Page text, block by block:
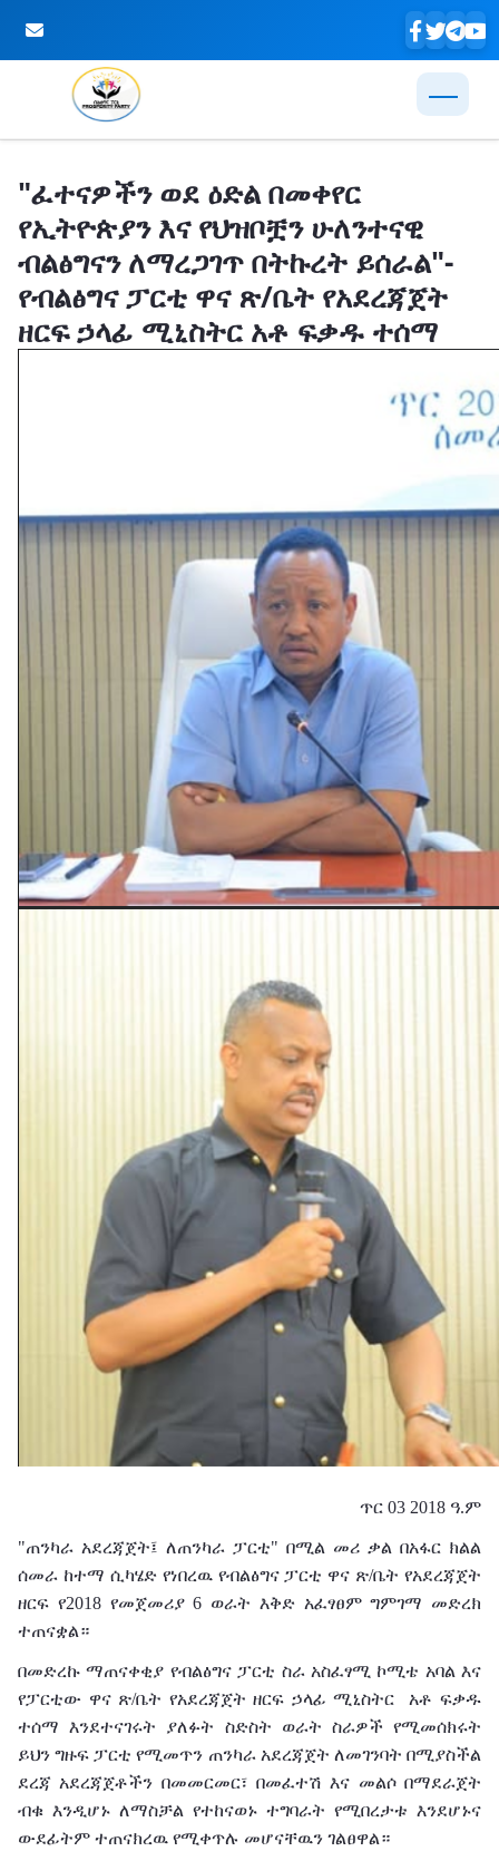
"ፈተናዎችን ወደ ዕድል በመቀየር
የኢትዮጵያን እና የህዝቦቿን ሁለንተናዊ
ብልፅግናን ለማረጋገጥ በትኩረት ይሰራል"-
የብልፅግና ፓርቲ ዋና ጽ/ቤት የአደረጃጀት
ዘርፍ ኃላፊ ሚኒስትር አቶ ፍቃዱ ተሰማ
ጥር 03 2018 ዓ.ም
"ጠንካራ አደረጃጀት፤ ለጠንካራ ፓርቲ" በሚል መሪ ቃል በአፋር ክልል
ሰመራ ከተማ ሲካሄድ የነበረዉ የብልፅግና ፓርቲ ዋና ጽ/ቤት የአደረጃጀት
ዘርፍ የ2018 የመጀመሪያ 6 ወራት እቅድ አፈፃፀም ግምገማ መድረክ
ተጠናቋል።
በመድረኩ ማጠናቀቂያ የብልፅግና ፓርቲ ስራ አስፈፃሚ ኮሚቴ አባል እና
የፓርቲው ዋና ጽ/ቤት የአደረጃጀት ዘርፍ ኃላፊ ሚኒስትር አቶ ፍቃዱ
ተሰማ እንደተናገሩት ያለፉት ስድስት ወራት ስራዎች የሚመሰክሩት
ይህን ግዙፍ ፓርቲ የሚመጥን ጠንካራ አደረጃጀት ለመገንባት በሚያስችል
ደረጃ አደረጃጀቶችን በመመርመር፣ በመፈተሽ እና መልሶ በማደራጀት
ብቁ እንዲሆኑ ለማስቻል የተከናወኑ ተግባራት የሚበረታቱ እንደሆኑና
ውደፊትም ተጠናክረዉ የሚቀጥሉ መሆናቸዉን ገልፀዋል።